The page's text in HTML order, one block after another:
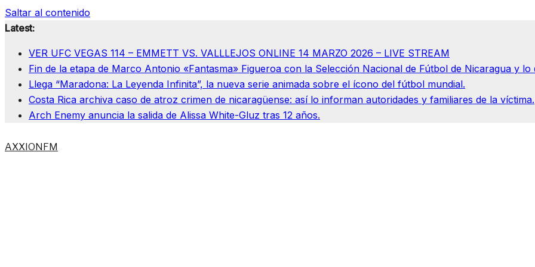
Saltar al contenido
Latest:
VER UFC VEGAS 114 – EMMETT VS. VALLLEJOS ONLINE 14 MARZO 2026 – LIVE STREAM
Fin de la etapa de Marco Antonio «Fantasma» Figueroa con la Selección Nacional de Fútbol de Nicaragua y lo
Llega “Maradona: La Leyenda Infinita”, la nueva serie animada sobre el ícono del fútbol mundial.
Costa Rica archiva caso de atroz crimen de nicaragüense: así lo informan autoridades y familiares de la víctima.
Arch Enemy anuncia la salida de Alissa White-Gluz tras 12 años.
AXXIONFM